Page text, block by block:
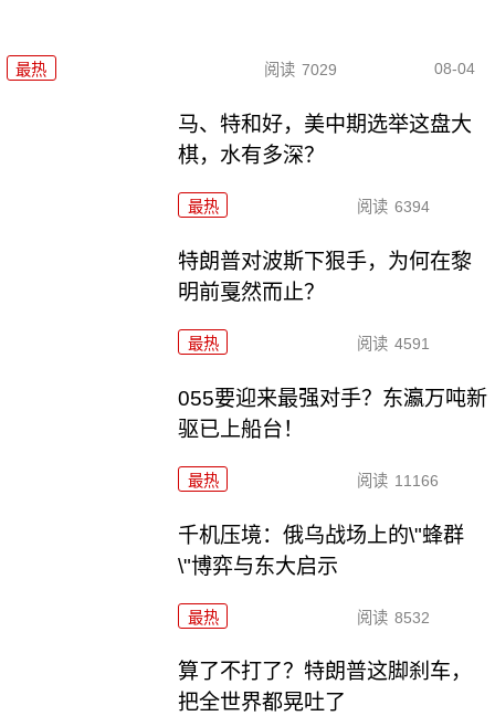
最热 阅读 7029 08-04
马、特和好，美中期选举这盘大
棋，水有多深？
最热 阅读 6394
特朗普对波斯下狠手，为何在黎
明前戛然而止？
最热 阅读 4591
055要迎来最强对手？东瀛万吨新
驱已上船台！
最热 阅读 11166
千机压境：俄乌战场上的\"蜂群
\"博弈与东大启示
最热 阅读 8532
算了不打了？特朗普这脚刹车，
把全世界都晃吐了